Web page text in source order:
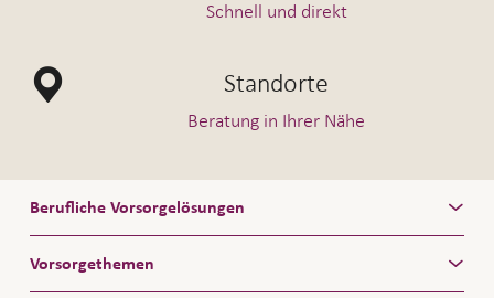
Schnell und direkt
Standorte
Beratung in Ihrer Nähe
Berufliche Vorsorgelösungen
Vorsorgethemen